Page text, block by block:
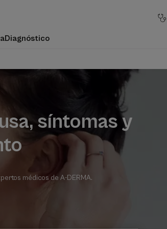
Diagnóstico
síntomas y
médicos de A-DERMA.